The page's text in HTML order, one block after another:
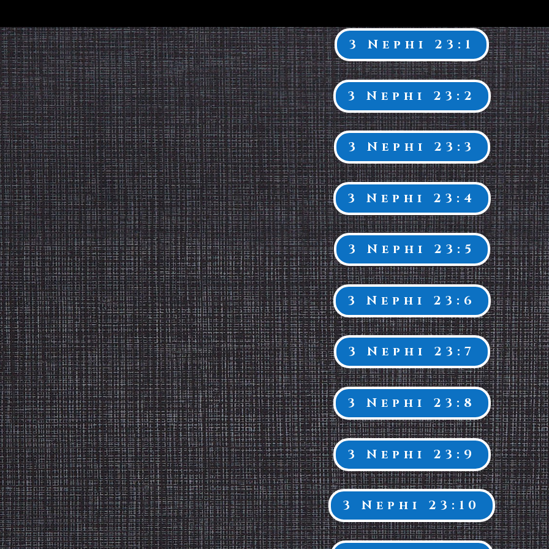
3 Nephi 23:1
3 Nephi 23:2
3 Nephi 23:3
3 Nephi 23:4
3 Nephi 23:5
3 Nephi 23:6
3 Nephi 23:7
3 Nephi 23:8
3 Nephi 23:9
3 Nephi 23:10